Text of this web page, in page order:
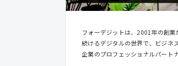
フォーデジットは、2001年の創
続けるデジタルの世界で、ビジネ
企業のプロフェッショナルパート